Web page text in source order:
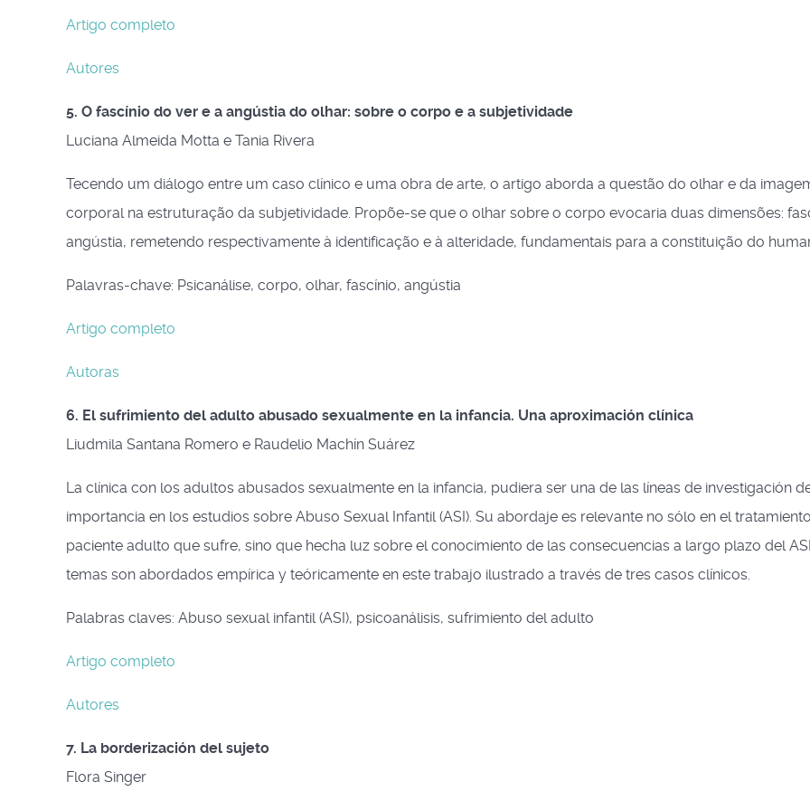
Artigo completo
Autores
5. O fascínio do ver e a angústia do olhar: sobre o corpo e a subjetividade
Luciana Almeida Motta e Tania Rivera
Tecendo um diálogo entre um caso clínico e uma obra de arte, o artigo aborda a questão do olhar e da
corporal na estruturação da subjetividade. Propõe-se que o olhar sobre o corpo evocaria duas dimensões:
angústia, remetendo respectivamente à identificação e à alteridade, fundamentais para a constituição do
Palavras-chave: Psicanálise, corpo, olhar, fascínio, angústia
Artigo completo
Autoras
6. El sufrimiento del adulto abusado sexualmente en la infancia. Una aproximación clínica
Liudmila Santana Romero e Raudelio Machín Suárez
La clínica con los adultos abusados sexualmente en la infancia, pudiera ser una de las líneas de investigación
importancia en los estudios sobre Abuso Sexual Infantil (ASI). Su abordaje es relevante no sólo en el
paciente adulto que sufre, sino que hecha luz sobre el conocimiento de las consecuencias a largo plazo del
temas son abordados empírica y teóricamente en este trabajo ilustrado a través de tres casos clínicos.
Palabras claves: Abuso sexual infantil (ASI), psicoanálisis, sufrimiento del adulto
Artigo completo
Autores
7. La borderización del sujeto
Flora Singer